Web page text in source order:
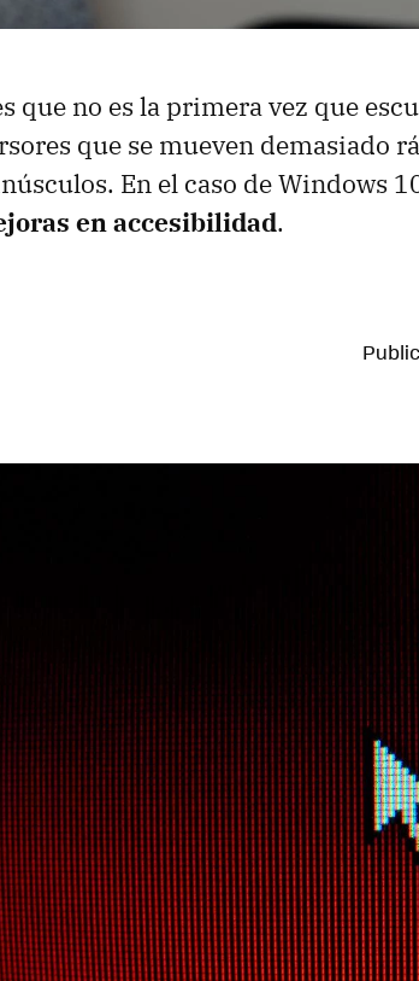
que no es la primera vez que
que se mueven demasiado
En el caso de Windows
en accesibilidad.